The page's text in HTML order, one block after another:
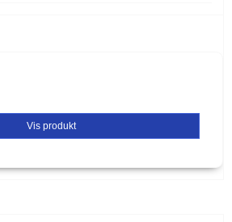
Vis produkt